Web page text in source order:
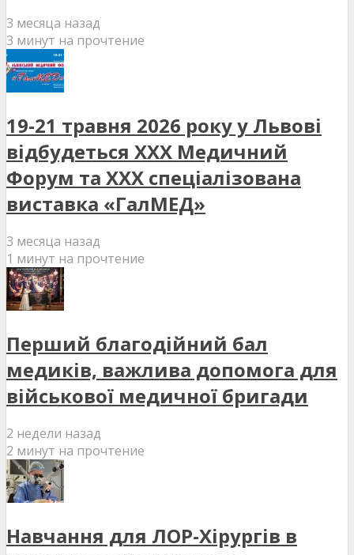
3 месяца назад
3 минут на прочтение
19-21 травня 2026 року у Львові
відбудеться XXX Медичний
Форум та XXX спеціалізована
виставка «ГалМЕД»
3 месяца назад
1 минут на прочтение
Перший благодійний бал
медиків, важлива допомога для
військової медичної бригади
2 недели назад
2 минут на прочтение
Навчання для ЛОР-Хірургів в